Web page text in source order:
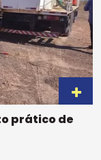
prático de